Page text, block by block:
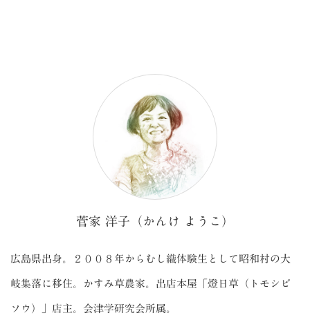
菅家 洋子（かんけ ようこ）
広島県出身。２００８年からむし織体験生として昭和村の大
岐集落に移住。かすみ草農家。出店本屋「燈日草（トモシビ
ソウ）」店主。会津学研究会所属。